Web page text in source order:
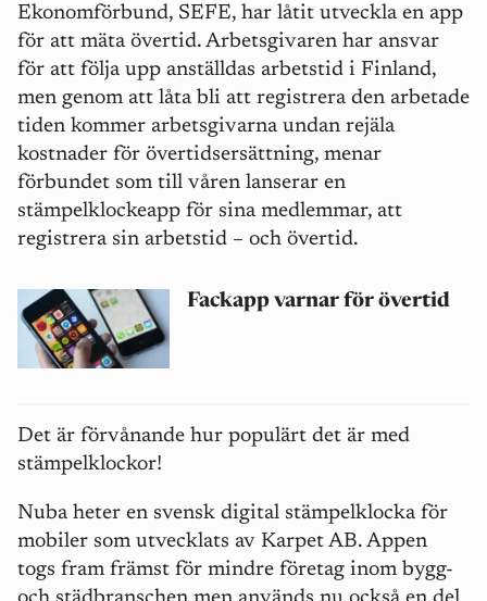
Ekonomförbund, SEFE, har låtit utveckla en app
för att mäta övertid. Arbetsgivaren har ansvar
för att följa upp anställdas arbetstid i Finland,
men genom att låta bli att registrera den arbetade
tiden kommer arbetsgivarna undan rejäla
kostnader för övertidsersättning, menar
förbundet som till våren lanserar en
stämpelklockeapp för sina medlemmar, att
registrera sin arbetstid – och övertid.
Fackapp varnar för övertid
Det är förvånande hur populärt det är med
stämpelklockor!
Nuba heter en svensk digital stämpelklocka för
mobiler som utvecklats av Karpet AB. Appen
togs fram främst för mindre företag inom bygg-